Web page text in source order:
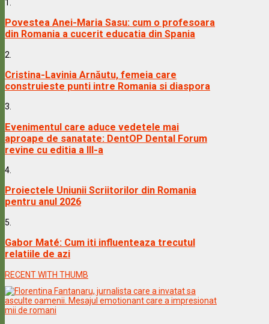
1.
Povestea Anei-Maria Sasu: cum o profesoara
din Romania a cucerit educatia din Spania
2.
Cristina-Lavinia Arnăutu, femeia care
construieste punti intre Romania si diaspora
3.
Evenimentul care aduce vedetele mai
aproape de sanatate: DentOP Dental Forum
revine cu editia a III-a
4.
Proiectele Uniunii Scriitorilor din Romania
pentru anul 2026
5.
Gabor Maté: Cum iti influenteaza trecutul
relatiile de azi
RECENT WITH THUMB